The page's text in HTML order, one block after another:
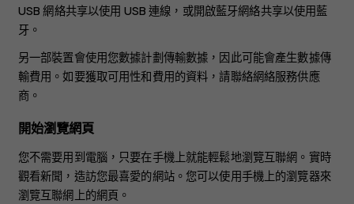
USB 網絡共享以使用 USB 連線，或開啟藍牙網絡共享以使用藍
牙。
另一部裝置會使用您數據計劃傳輸數據，因此可能會產生數據傳
輸費用。如要獲取可用性和費用的資料，請聯絡網絡服務供應
商。
開始瀏覽網頁
您不需要用到電腦，只要在手機上就能輕鬆地瀏覽互聯網。實時
觀看新聞，造訪您最喜愛的網站。您可以使用手機上的瀏覽器來
瀏覽互聯網上的網頁。